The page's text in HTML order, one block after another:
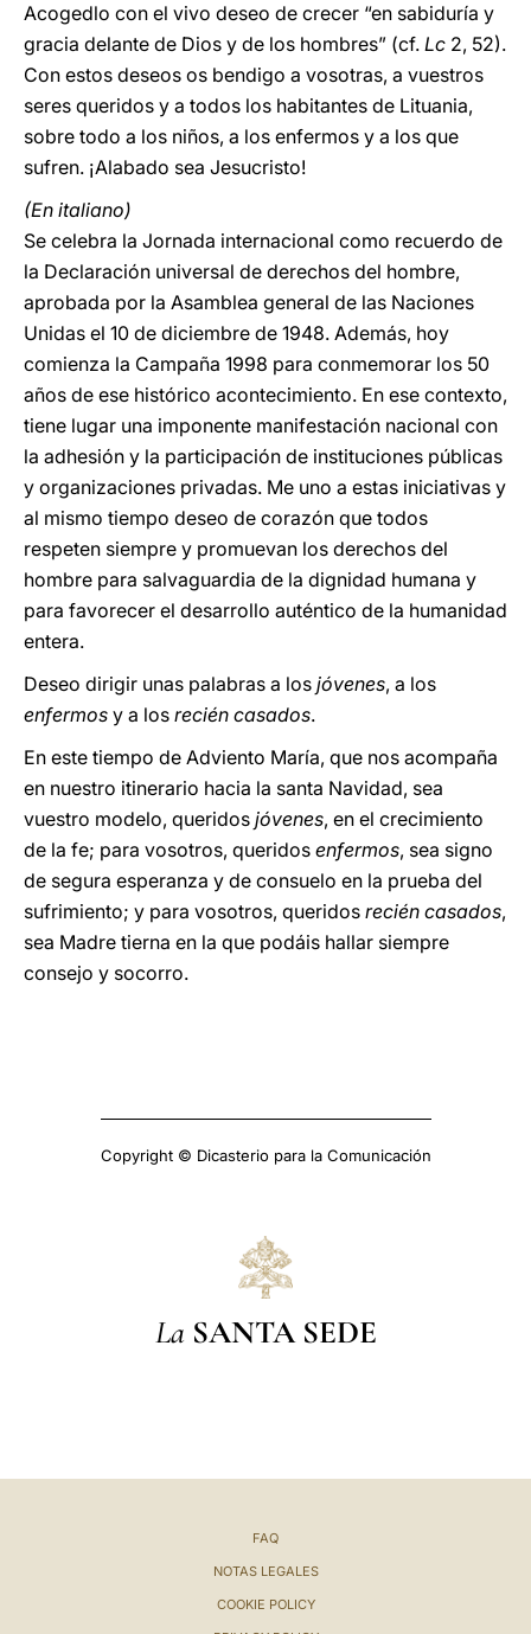
Acogedlo con el vivo deseo de crecer “en sabiduría y
gracia delante de Dios y de los hombres” (cf. Lc 2, 52).
Con estos deseos os bendigo a vosotras, a vuestros
seres queridos y a todos los habitantes de Lituania,
sobre todo a los niños, a los enfermos y a los que
sufren. ¡Alabado sea Jesucristo!
(En italiano)
Se celebra la Jornada internacional como recuerdo de
la Declaración universal de derechos del hombre,
aprobada por la Asamblea general de las Naciones
Unidas el 10 de diciembre de 1948. Además, hoy
comienza la Campaña 1998 para conmemorar los 50
años de ese histórico acontecimiento. En ese contexto,
tiene lugar una imponente manifestación nacional con
la adhesión y la participación de instituciones públicas
y organizaciones privadas. Me uno a estas iniciativas y
al mismo tiempo deseo de corazón que todos
respeten siempre y promuevan los derechos del
hombre para salvaguardia de la dignidad humana y
para favorecer el desarrollo auténtico de la humanidad
entera.
Deseo dirigir unas palabras a los jóvenes, a los
enfermos y a los recién casados.
En este tiempo de Adviento María, que nos acompaña
en nuestro itinerario hacia la santa Navidad, sea
vuestro modelo, queridos jóvenes, en el crecimiento
de la fe; para vosotros, queridos enfermos, sea signo
de segura esperanza y de consuelo en la prueba del
sufrimiento; y para vosotros, queridos recién casados,
sea Madre tierna en la que podáis hallar siempre
consejo y socorro.
Copyright © Dicasterio para la Comunicación
La SANTA SEDE
FAQ
NOTAS LEGALES
COOKIE POLICY